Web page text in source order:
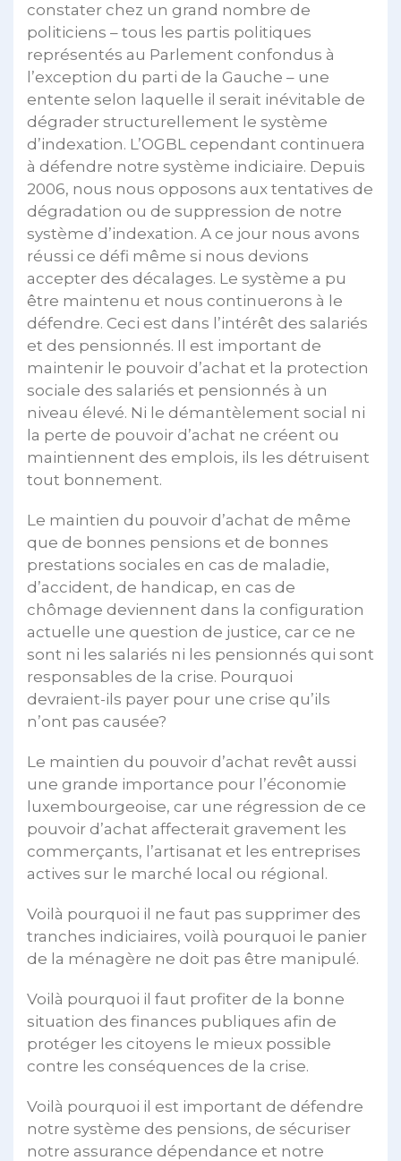
constater chez un grand nombre de
politiciens – tous les partis politiques
représentés au Parlement confondus à
l’exception du parti de la Gauche – une
entente selon laquelle il serait inévitable de
dégrader structurellement le système
d’indexation. L’OGBL cependant continuera
à défendre notre système indiciaire. Depuis
2006, nous nous opposons aux tentatives de
dégradation ou de suppression de notre
système d’indexation. A ce jour nous avons
réussi ce défi même si nous devions
accepter des décalages. Le système a pu
être maintenu et nous continuerons à le
défendre. Ceci est dans l’intérêt des salariés
et des pensionnés. Il est important de
maintenir le pouvoir d’achat et la protection
sociale des salariés et pensionnés à un
niveau élevé. Ni le démantèlement social ni
la perte de pouvoir d’achat ne créent ou
maintiennent des emplois, ils les détruisent
tout bonnement.
Le maintien du pouvoir d’achat de même
que de bonnes pensions et de bonnes
prestations sociales en cas de maladie,
d’accident, de handicap, en cas de
chômage deviennent dans la configuration
actuelle une question de justice, car ce ne
sont ni les salariés ni les pensionnés qui sont
responsables de la crise. Pourquoi
devraient-ils payer pour une crise qu’ils
n’ont pas causée?
Le maintien du pouvoir d’achat revêt aussi
une grande importance pour l’économie
luxembourgeoise, car une régression de ce
pouvoir d’achat affecterait gravement les
commerçants, l’artisanat et les entreprises
actives sur le marché local ou régional.
Voilà pourquoi il ne faut pas supprimer des
tranches indiciaires, voilà pourquoi le panier
de la ménagère ne doit pas être manipulé.
Voilà pourquoi il faut profiter de la bonne
situation des finances publiques afin de
protéger les citoyens le mieux possible
contre les conséquences de la crise.
Voilà pourquoi il est important de défendre
notre système des pensions, de sécuriser
notre assurance dépendance et notre